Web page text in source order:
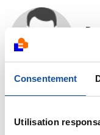
Consentement
Utilisation
fait monter les
sincères